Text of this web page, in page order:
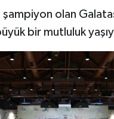
şampiyon olan
bir mutluluk